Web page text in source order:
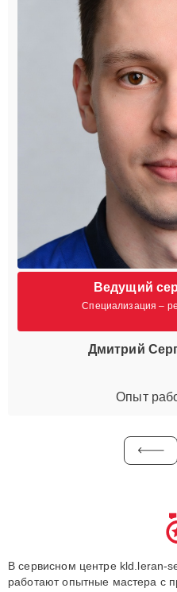
Ведущий
Специализация –
Дмитрий
Опыт
В сервисном центре kld.leran-
работают опытные мастера с